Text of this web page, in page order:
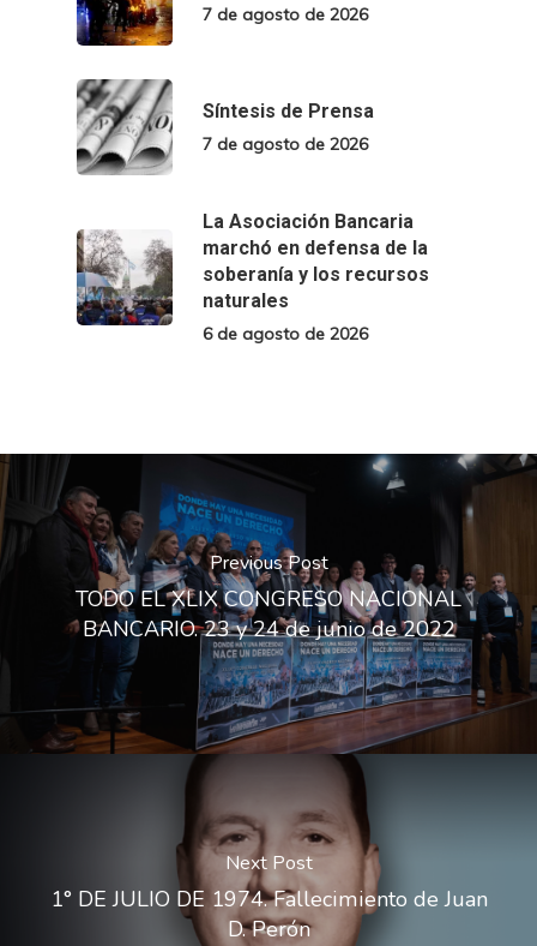
7 de agosto de 2026
Síntesis de Prensa
7 de agosto de 2026
La Asociación Bancaria
marchó en defensa de la
soberanía y los recursos
naturales
6 de agosto de 2026
Previous Post
TODO EL XLIX CONGRESO NACIONAL
BANCARIO. 23 y 24 de junio de 2022
Next Post
1° DE JULIO DE 1974. Fallecimiento de Juan
D. Perón